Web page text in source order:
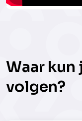
Waar kun
volgen?